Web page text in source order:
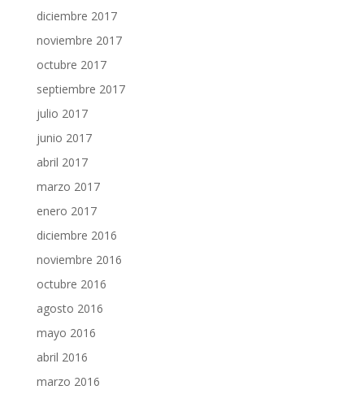
diciembre 2017
noviembre 2017
octubre 2017
septiembre 2017
julio 2017
junio 2017
abril 2017
marzo 2017
enero 2017
diciembre 2016
noviembre 2016
octubre 2016
agosto 2016
mayo 2016
abril 2016
marzo 2016